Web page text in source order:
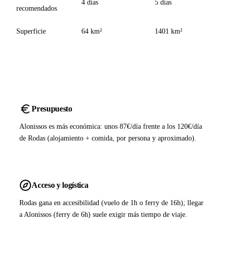
recomendados
4 días 5 días
Superficie 64 km² 1401 km²
Presupuesto
Alonissos es más económica: unos 87€/día frente a los 120€/día
de Rodas (alojamiento + comida, por persona y aproximado).
Acceso y logística
Rodas gana en accesibilidad (vuelo de 1h o ferry de 16h); llegar
a Alonissos (ferry de 6h) suele exigir más tiempo de viaje.